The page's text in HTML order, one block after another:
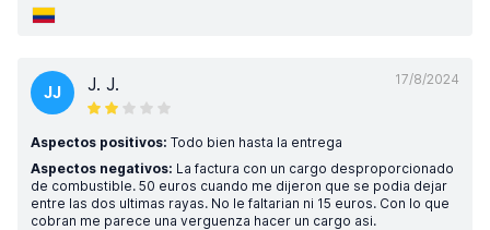
17/8/2024
JJ J. J.
Aspectos positivos: Todo bien hasta la entrega
Aspectos negativos: La factura con un cargo desproporcionado
de combustible. 50 euros cuando me dijeron que se podia dejar
entre las dos ultimas rayas. No le faltarian ni 15 euros. Con lo que
cobran me parece una verguenza hacer un cargo asi.